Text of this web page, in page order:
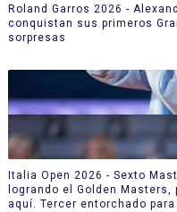
Roland Garros 2026 -
conquistan sus primeros
sorpresas
Italia Open 2026 - Sexto
logrando el Golden
aquí. Tercer entorchado